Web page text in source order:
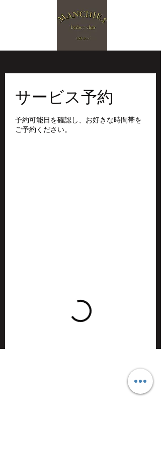
サービス予約
予約可能日を確認し、お好きな時間帯を
ご予約ください。